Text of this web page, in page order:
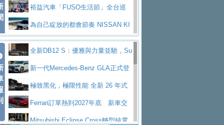
驅精神的純電新詮釋
裕益汽車「FUSO生活節」全台巡
迴 結合生活體驗、交通安全與購車優惠
為自己綻放的都會節奏 NISSAN KI
CKS SAKURA為品味獨具層峰買家打造的頂級座
駕，MAZDA CX-90 33T AWD Premium Ca
ptain Seat
EV
技的座駕! Ford Territory中型油電休旅
SO Super Great今日在台登場，結合先進安
全新DB12 S：優雅與力量並馳，Su
per Tourer的顛峰之作
新一代Mercedes-Benz GLA正式登
場 續航最高657公里、支援320kW快充
極致黑化，極限性能 全新 26 年式
DEFENDER OCTA BLACK 限量登台
Ferrari訂單熱到2027年底 新車交
付至少得等一年以上
Mitsubishi Eclipse Cross轉型純電